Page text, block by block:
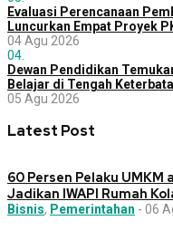
Evaluasi Perencanaan
Luncurkan Empat Proyek
04 Agu 2026
04.
Dewan Pendidikan
Belajar di Tengah
05 Agu 2026
Latest Post
60 Persen Pelaku
Jadikan IWAPI Rumah
Bisnis, Pemerintahan - 06